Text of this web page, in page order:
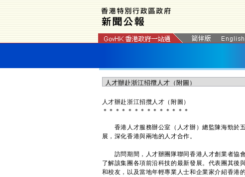
​人才辦赴浙江招攬人才（附圖）
＊ ＊ ＊ ＊ ＊ ＊ ＊ ＊ ＊ ＊ ＊ ＊ ＊ ＊
香港人才服務辦公室（人才辦）總監陳海勁於
展，深化香港與兩地的人才合作。
訪問期間，人才辦團隊聯同香港人才創業者協會
了解該集團各項前沿科技的最新發展。代表團其後
和校友，以及當地年輕專業人士和企業家介紹香港